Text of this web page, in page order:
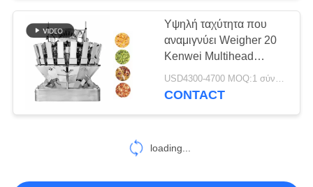
ανιχνεύει τις
μηχανές
Μηχανές ζυγίσματος
10
Υψηλή ταχύτητα που
αναμιγνύει Weigher 20
Kenwei Multihead
κεφάλι
USD4300-4700 MOQ:1 σύνολο
CONTACT
loading...